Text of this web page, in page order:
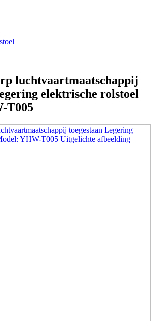
luchtvaartmaatschappij
elektrische rolstoel
T005